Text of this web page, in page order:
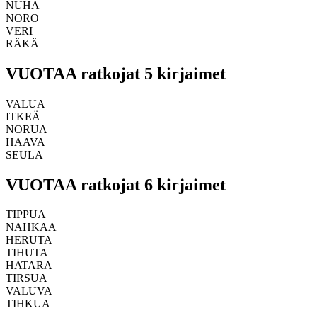
NUHA
NORO
VERI
RÄKÄ
VUOTAA ratkojat 5 kirjaimet
VALUA
ITKEÄ
NORUA
HAAVA
SEULA
VUOTAA ratkojat 6 kirjaimet
TIPPUA
NAHKAA
HERUTA
TIHUTA
HATARA
TIRSUA
VALUVA
TIHKUA